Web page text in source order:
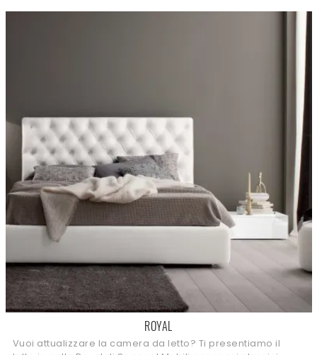
ROYAL
Vuoi attualizzare la camera da letto? Ti presentiamo il